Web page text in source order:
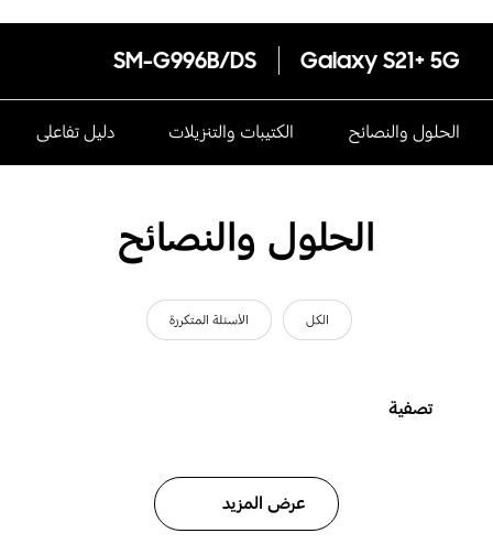
Galaxy S21+ 5G
SM-G996B/DS
الحلول والنصائح الكتيبات والتنزيلات دليل تفاعلى
الحلول والنصائح
الكل الأسئلة المتكررة
تصفية
عرض المزيد